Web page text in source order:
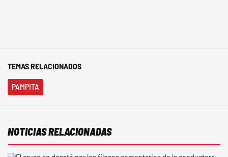
TEMAS RELACIONADOS
PAMPITA
NOTICIAS RELACIONADAS